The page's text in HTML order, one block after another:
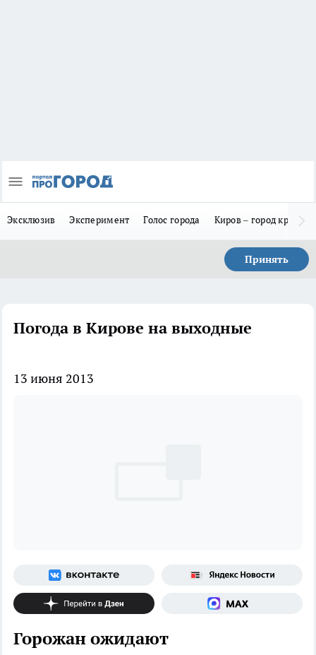
Эксклюзив Эксперимент Голос города Киров – город
Принять
Погода в Кирове на выходные
13 июня 2013
Горожан ожидают